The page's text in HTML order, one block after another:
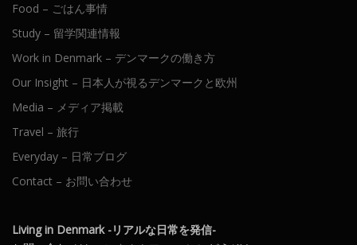
Food – ごはん事情
Study – 留学関連情報
Work in Denmark – デンマークの働き方
Our Insight – 日本人が視るデンマークと欧州
Media – メディア掲載
Travel – 旅行
Everyday – 日常ブログ
Contact – お問い合わせ
Living in Denmark -リアルな日常を発信-